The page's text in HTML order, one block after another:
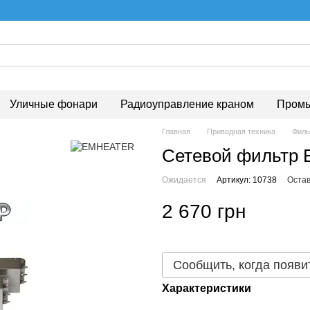
Уличные фонари Радиоуправление краном
Главная Приводная техника
Cетевой фильтр
Ожидается Артикул: 10738
2 670 грн
Сообщить, когда
Характеристики